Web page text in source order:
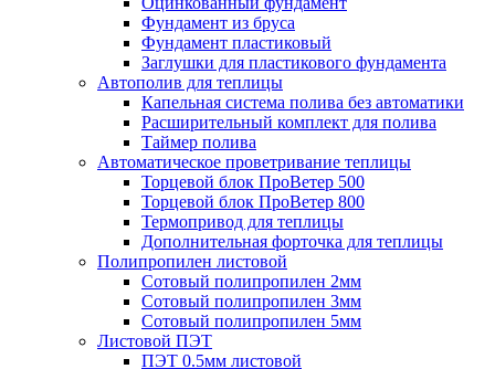
Фундамент из бруса
Фундамент пластиковый
Заглушки для пластикового фундамента
Автополив для теплицы
Капельная система полива без автоматики
Расширительный комплект для полива
Таймер полива
Автоматическое проветривание теплицы
Торцевой блок ПроВетер 500
Торцевой блок ПроВетер 800
Термопривод для теплицы
Дополнительная форточка для теплицы
Полипропилен листовой
Сотовый полипропилен 2мм
Сотовый полипропилен 3мм
Сотовый полипропилен 5мм
Листовой ПЭТ
ПЭТ 0.5мм листовой